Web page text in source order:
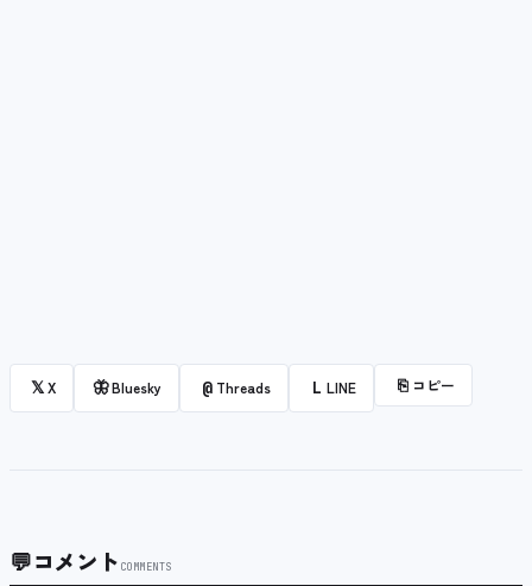
𝕏X 🦋Bluesky @ Threads L LINE ⎘ コピー
💬コメント COMMENTS